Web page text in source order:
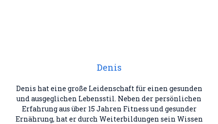
Denis
Denis hat eine große Leidenschaft für einen gesunden
und ausgeglichen Lebensstil. Neben der persönlichen
Erfahrung aus über 15 Jahren Fitness und gesunder
Ernährung, hat er durch Weiterbildungen sein Wissen